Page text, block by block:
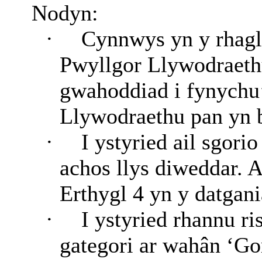
Nodyn:
·
Cynnwys yn y
Pwyllgor
gwahoddiad i
Llywodraethu pan yn
·
I ystyried ail
achos llys diweddar.
Erthygl 4 yn y
·
I ystyried rhannu
gategori ar wahân